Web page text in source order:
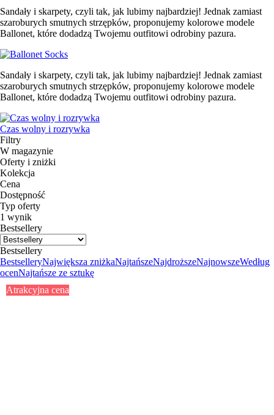
Sandały i skarpety, czyli tak, jak lubimy najbardziej! Jednak zamiast
szaroburych smutnych strzępków, proponujemy kolorowe modele
Ballonet, które dodadzą Twojemu outfitowi odrobiny pazura.
Sandały i skarpety, czyli tak, jak lubimy najbardziej! Jednak zamiast
szaroburych smutnych strzępków, proponujemy kolorowe modele
Ballonet, które dodadzą Twojemu outfitowi odrobiny pazura.
Czas wolny i rozrywka
Filtry
W magazynie
Oferty i zniżki
Kolekcja
Cena
Dostępność
Typ oferty
1 wynik
Bestsellery
Bestsellery
BestselleryNajwiększa zniżkaNajtańszeNajdroższeNajnowszeWedług
ocenNajtańsze ze sztukę
Atrakcyjna cena